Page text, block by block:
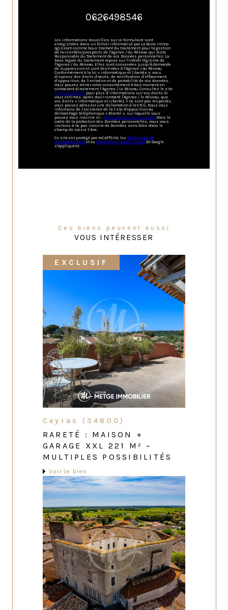
0626498546
Les informations recueillies sur ce formulaire sont
enregistrées dans un fichier informatisé par La Boite Immo
agissant comme Sous-traitant du traitement pour la gestion
de la clientèle/prospects de l'Agence / du Réseau qui reste
Responsable du Traitement de vos Données personnelles. La
base légale du traitement repose sur l'intérêt légitime de
l'Agence / du Réseau. Elles sont conservées jusqu'à demande
de suppression et sont destinées à l'Agence / au Réseau.
Conformément à la loi « informatique et libertés », vous
disposez des droits d’accès, de rectification, d’effacement,
d’opposition, de limitation et de portabilité de vos données.
Vous pouvez retirer votre consentement à tout moment en
contactant directement l’Agence / Le Réseau. Consultez le site
https://cnil.fr/frpour plus d’informations sur vos droits. Si
vous estimez, après avoir contacté l'Agence / le Réseau, que
vos droits « Informatique et Libertés » ne sont pas respectés,
vous pouvez adresser une réclamation à la CNIL. Nous vous
informons de l’existence de la liste d'opposition au
démarchage téléphonique « Bloctel », sur laquelle vous
pouvez vous inscrire ici : https://www.bloctel.gouv.fr. Dans le
cadre de la protection des Données personnelles, nous vous
invitons à ne pas inscrire de Données sensibles dans le
champ de saisie libre.
Ce site est protégé par reCAPTCHA, les Politiques de
Confidentialité et esConditions d'utilisation de Google
s'appliquent.
Ces biens peuvent aussi
VOUS INTÉRESSER
EXCLUSIF
Ceyras (34800)
RARETÉ : MAISON +
GARAGE XXL 221 M² –
MULTIPLES POSSIBILITÉS
Voir le bien